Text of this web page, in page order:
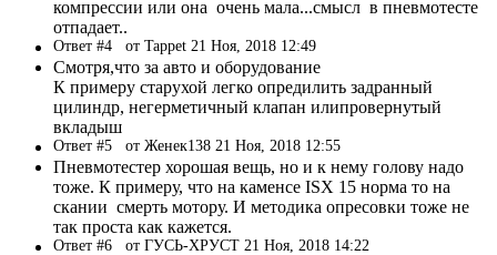
компрессии или она очень мала...смысл в пневмотесте
отпадает..
Ответ #4 от Tappet 21 Ноя, 2018 12:49
Смотря,что за авто и оборудование
К примеру старухой легко опредилить задранный
цилиндр, негерметичный клапан илипровернутый
вкладыш
Ответ #5 от Женек138 21 Ноя, 2018 12:55
Пневмотестер хорошая вещь, но и к нему голову надо
тоже. К примеру, что на каменсе ISX 15 норма то на
скании смерть мотору. И методика опресовки тоже не
так проста как кажется.
Ответ #6 от ГУСЬ-ХРУСТ 21 Ноя, 2018 14:22